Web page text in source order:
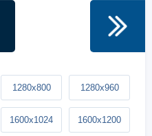
1280x800 1280x960
1600x1024 1600x1200